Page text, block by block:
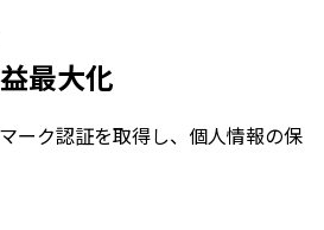
最大化
ーク認証を取得し、個人情報の保